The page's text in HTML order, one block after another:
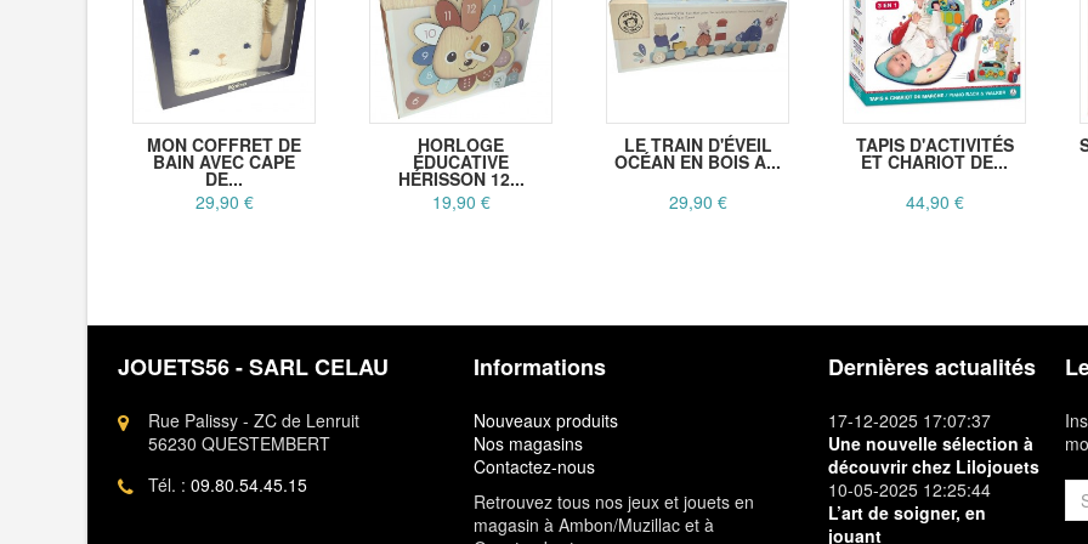
MON COFFRET DE
BAIN AVEC CAPE
DE...
29,90 €
HORLOGE
ÉDUCATIVE
HÉRISSON 12...
19,90 €
LE TRAIN D'ÉVEIL
OCÉAN EN BOIS A...
29,90 €
TAPIS D'ACTIVITÉS
ET CHARIOT DE...
44,90 €
JOUETS56 - SARL CELAU
Rue Palissy - ZC de Lenruit
56230 QUESTEMBERT
Tél. : 09.80.54.45.15
Informations
Nouveaux produits
Nos magasins
Contactez-nous
Retrouvez tous nos jeux et jouets en
magasin à Ambon/Muzillac et à
Dernières actualités
17-12-2025 17:07:37
Une nouvelle sélection à
découvrir chez Lilojouets
10-05-2025 12:25:44
L’art de soigner, en
jouant